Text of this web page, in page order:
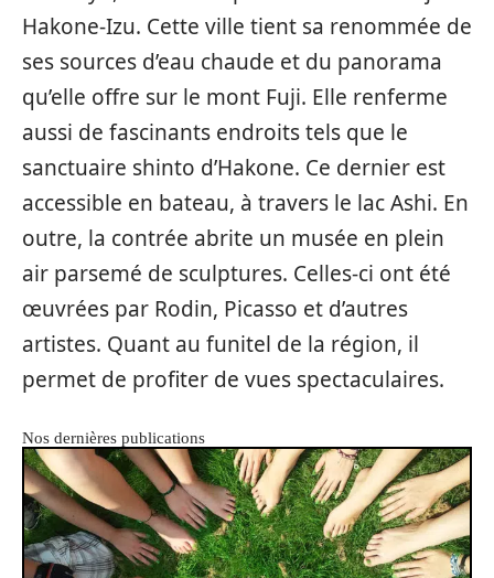
Hakone-Izu. Cette ville tient sa renommée de
ses sources d’eau chaude et du panorama
qu’elle offre sur le mont Fuji. Elle renferme
aussi de fascinants endroits tels que le
sanctuaire shinto d’Hakone. Ce dernier est
accessible en bateau, à travers le lac Ashi. En
outre, la contrée abrite un musée en plein
air parsemé de sculptures. Celles-ci ont été
œuvrées par Rodin, Picasso et d’autres
artistes. Quant au funitel de la région, il
permet de profiter de vues spectaculaires.
Nos dernières publications